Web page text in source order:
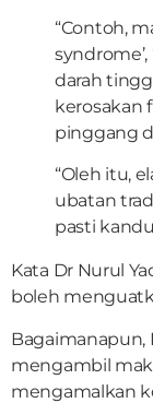
“Contoh,
syndrome’,
darah
kerosakan
pinggang
“Oleh itu,
ubatan
pasti
Kata Dr Nurul
boleh
Bagaimanapun,
mengambil
mengamalkan